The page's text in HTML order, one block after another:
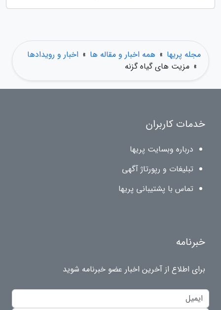
مجله پریها » همه اخبار و مقاله ها » اخبار و رویدادها
» مزیت های گیاه گزنه
خدمات کاربران
درباره وبسایت پریها
تبلیغات و رپورتاژ آگهی
تماس با پشتیبانی پریها
خبرنامه
برای اطلاع از آخرین اخبار عضو خبرنامه شوید